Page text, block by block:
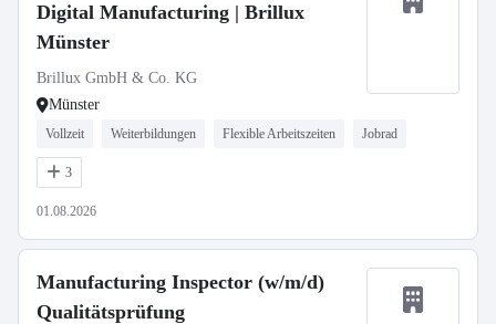
Digital Manufacturing | Brillux
Münster
Brillux GmbH & Co. KG
Münster
Vollzeit Weiterbildungen Flexible Arbeitszeiten Jobrad
3
01.08.2026
Manufacturing Inspector (w/m/d)
Qualitätsprüfung